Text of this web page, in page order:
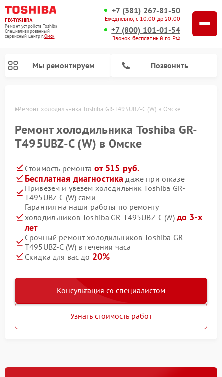
FIX-TOSHIBA
Ремонт устройств Toshiba
Специализированный
cервисный центр г.Омск
+7 (381) 267-81-50
Ежедневно, с 10:00 до 20:00
+7 (800) 101-01-54
Звонок бесплатный по РФ
Мы ремонтируем Позвонить
Ремонт холодильника Toshiba GR-T495UBZ-C (W) в Омске
Ремонт холодильника Toshiba GR-
T495UBZ-C (W) в Омске
Стоимость ремонта от 515 руб.
Бесплатная диагностика даже при отказе
Привезем и увезем холодильник Toshiba GR-
T495UBZ-C (W) сами
Гарантия на наши работы по ремонту
холодильников Toshiba GR-T495UBZ-C (W) до 3-х
лет
Срочный ремонт холодильников Toshiba GR-
T495UBZ-C (W) в течении часа
Скидка для вас до 20%
Консультация со специалистом
Узнать стоимость работ